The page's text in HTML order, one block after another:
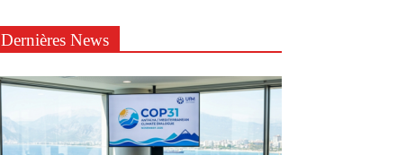
Dernières News